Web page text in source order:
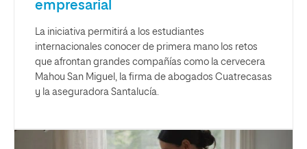
empresarial
La iniciativa permitirá a los estudiantes
internacionales conocer de primera mano los retos
que afrontan grandes compañías como la cervecera
Mahou San Miguel, la firma de abogados Cuatrecasas
y la aseguradora Santalucía.